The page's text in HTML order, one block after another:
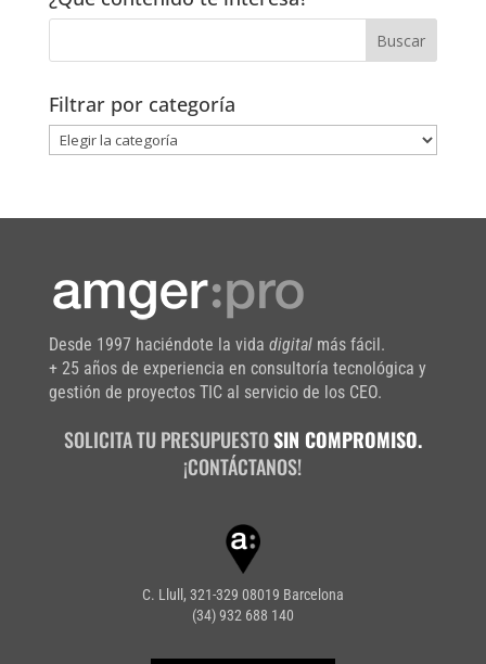
Filtrar por categoría
Filtrar
por
Desde 1997 haciéndote la vida digitalmás fácil.
+ 25 años de experiencia en consultoría tecnológica y
gestión de proyectos TIC al servicio de los CEO.
SOLICITA TU PRESUPUESTOSIN COMPROMISO.
¡CONTÁCTANOS!
C. Llull, 321-329 08019 Barcelona
(34) 932 688 140